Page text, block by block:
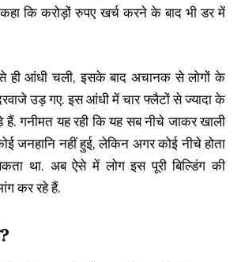
कि करोड़ों रुपए खर्च करने के बाद भी डर में
ही आंधी चली, इसके बाद अचानक से लोगों के
उड़ गए. इस आंधी में चार फ्लैटों से ज्यादा के
हैं. गनीमत यह रही कि यह सब नीचे जाकर खाली
जनहानि नहीं हुई, लेकिन अगर कोई नीचे होता
था. अब ऐसे में लोग इस पूरी बिल्डिंग की
कर रहे हैं.